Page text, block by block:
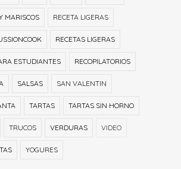
MARISCOS RECETA LIGERAS
RECETAS LIGERAS
ESTUDIANTES RECOPILATORIOS
SALSAS SAN VALENTIN
TARTAS TARTAS SIN HORNO
TRUCOS VERDURAS VIDEO
YOGURES